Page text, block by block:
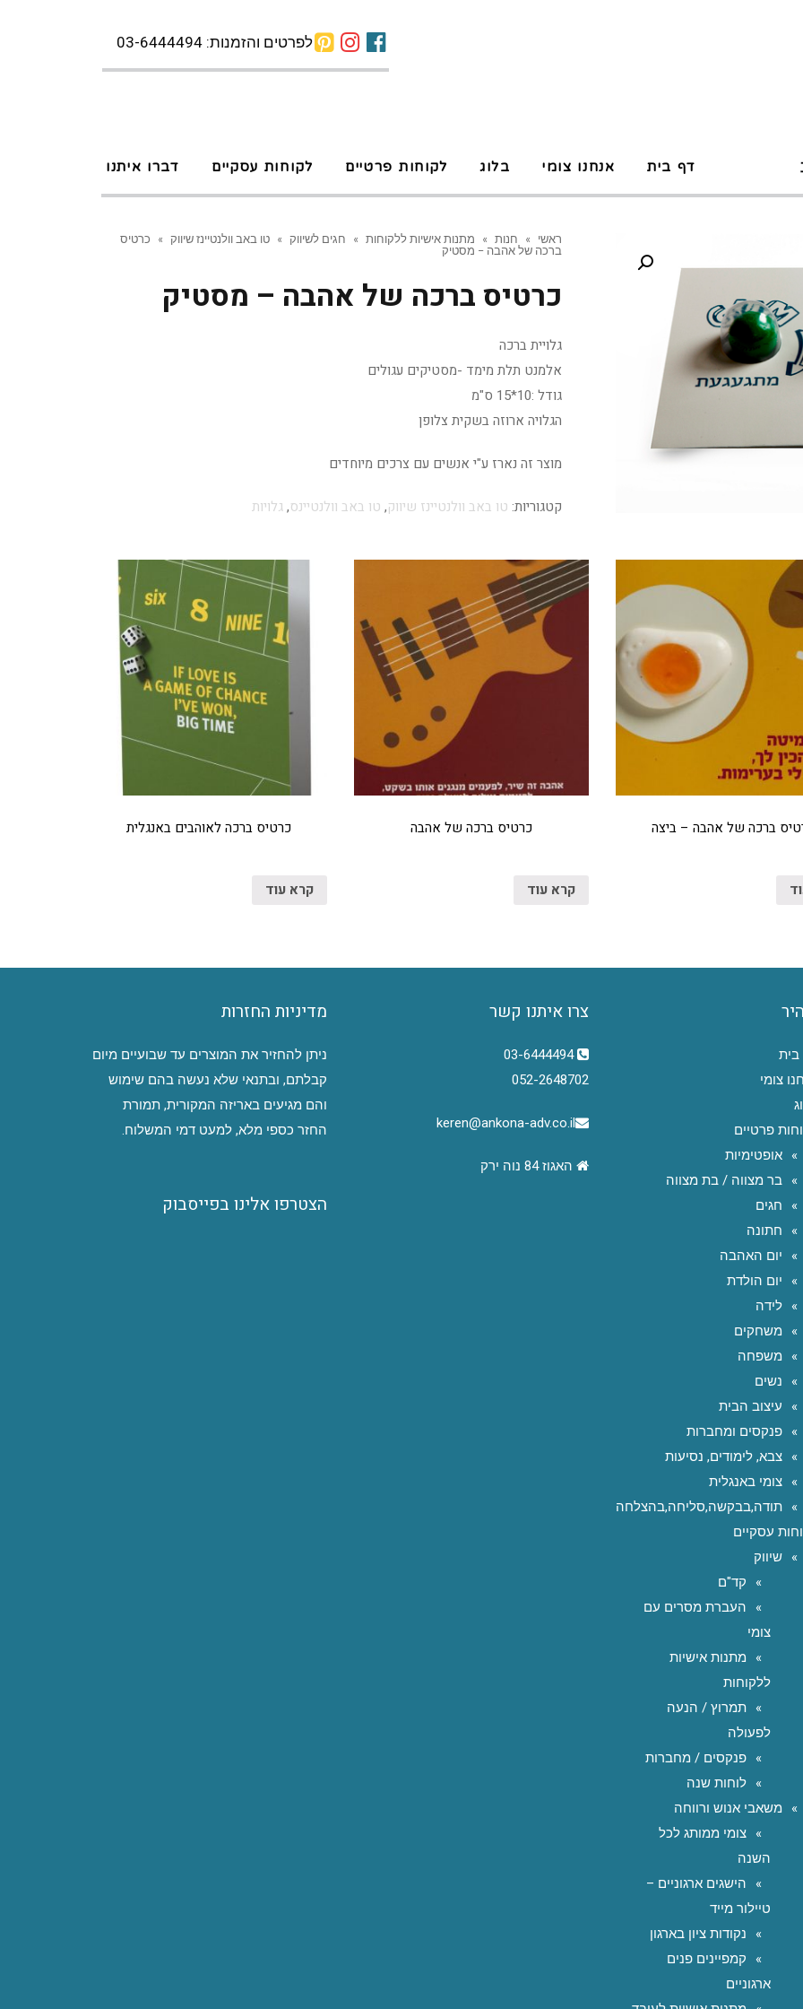
לפרטים והזמנות: 03-6444494
דף בית אנחנו צומי בלוג לקוחות פרטיים לקוחות עסקיים דברו איתנו
ראשי » חנות » מתנות אישיות ללקוחות » חגים לשיווק » טו באב וולנטיינז שיווק »
כרטיס
ברכה של אהבה – מסטיק
כרטיס ברכה של אהבה – מסטיק
גלויית ברכה
אלמנט תלת מימד -מסטיקים עגולים
גודל :10*15 ס"מ
הגלויה ארוזה בשקית צלופן
מוצר זה נארז ע"י אנשים עם צרכים מיוחדים
קטגוריות: טו באב וולנטיינז שיווק, טו באב וולנטיינס,גלויות
ברכה של אהבה – ביצה כרטיס ברכה של אהבה
קרא עוד
כרטיס ברכה לאוהבים באנגלית
קרא עוד
בית
צומי
פרטיים
אופטימיות
בר מצווה / בת מצווה
חגים
חתונה
יום האהבה
יום הולדת
לידה
משחקים
משפחה
נשים
עיצוב הבית
פנקסים ומחברות
צבא, לימודים, נסיעות
צומי באנגלית
תודה,בבקשה,סליחה,בהצלחה
עסקיים
שיווק
קד"ם
העברת מסרים עם
צומי
מתנות אישיות
ללקוחות
תמרוץ / הנעה
לפעולה
פנקסים / מחברות
לוחות שנה
משאבי אנוש ורווחה
צומי ממותג לכל
השנה
הישגים ארגוניים –
טיילור מייד
נקודות ציון בארגון
קמפיינים פנים
ארגוניים
צרו איתנו קשר
03-6444494
052-2648702
keren@ankona-adv.co.il
האגוז 84 נוה ירק
מדיניות החזרות
ניתן להחזיר את המוצרים עד שבועיים מיום
קבלתם, ובתנאי שלא נעשה בהם שימוש
והם מגיעים באריזה המקורית, תמורת
החזר כספי מלא, למעט דמי המשלוח.
הצטרפו אלינו בפייסבוק